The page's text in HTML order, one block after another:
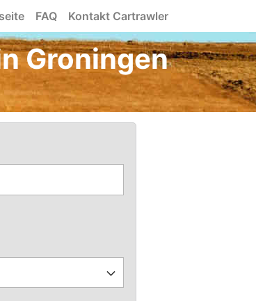
FAQ Kontakt Cartrawler
Groningen